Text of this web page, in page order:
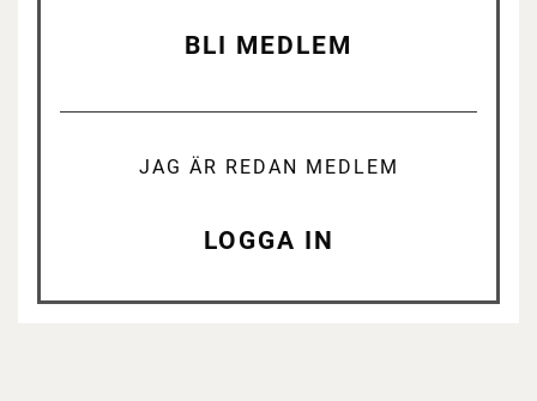
BLI MEDLEM
JAG ÄR REDAN MEDLEM
LOGGA IN